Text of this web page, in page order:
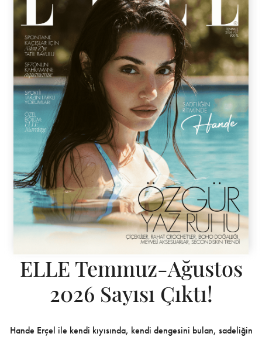
ELLE Temmuz-Ağustos
2026 Sayısı Çıktı!
Hande Erçel ile kendi kıyısında, kendi dengesini bulan, sadeliğin